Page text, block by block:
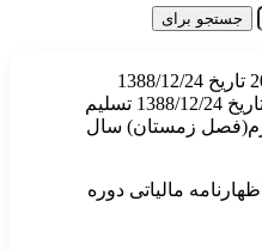
جستجو برای
بخشنامه شماره 200/77496 تاریخ 1388/12/24 تسلیم
زمستان) سال
مالیاتی دوره